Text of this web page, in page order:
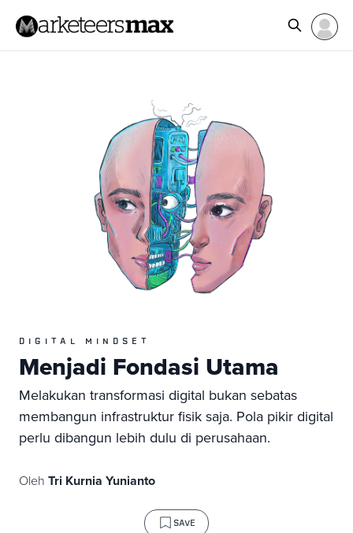
DIGITAL MINDSET
Menjadi Fondasi Utama
Melakukan transformasi digital bukan sebatas
membangun infrastruktur fisik saja. Pola pikir digital
perlu dibangun lebih dulu di perusahaan.
Oleh Tri Kurnia Yunianto
SAVE